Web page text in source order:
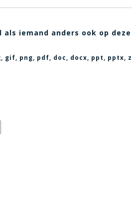
iemand anders ook op
gif, png, pdf, doc, docx, ppt, pptx,